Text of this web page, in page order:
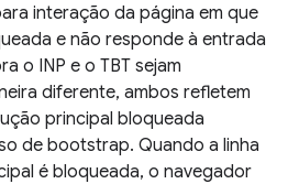
interação da página em que
e não responde à entrada
o INP e o TBT sejam
diferente, ambos refletem
principal bloqueada
de bootstrap. Quando a linha
é bloqueada, o navegador